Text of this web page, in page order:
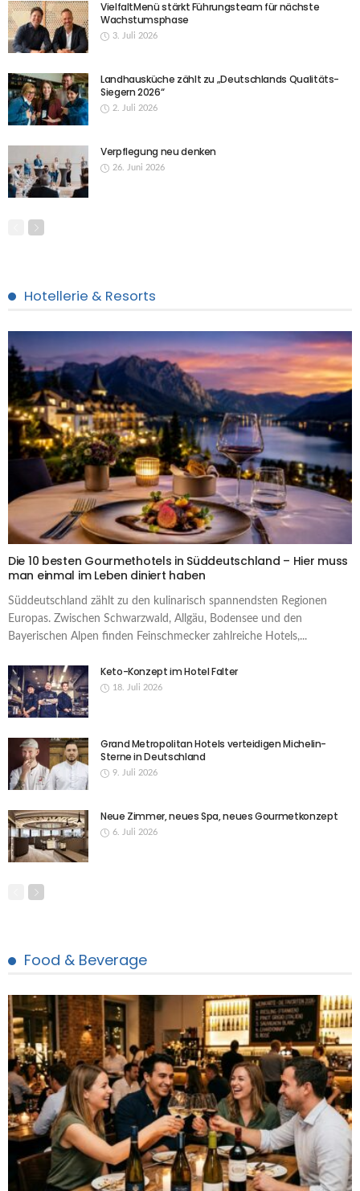
VielfaltMenü stärkt Führungsteam für nächste
Wachstumsphase
3. Juli 2026
Landhausküche zählt zu „Deutschlands Qualitäts-
Siegern 2026“
2. Juli 2026
Verpflegung neu denken
26. Juni 2026
Hotellerie & Resorts
Die 10 besten Gourmethotels in Süddeutschland – Hier muss
man einmal im Leben diniert haben
Süddeutschland zählt zu den kulinarisch spannendsten Regionen
Europas. Zwischen Schwarzwald, Allgäu, Bodensee und den
Bayerischen Alpen finden Feinschmecker zahlreiche Hotels,...
Keto-Konzept im Hotel Falter
18. Juli 2026
Grand Metropolitan Hotels verteidigen Michelin-
Sterne in Deutschland
9. Juli 2026
Neue Zimmer, neues Spa, neues Gourmetkonzept
6. Juli 2026
Food & Beverage